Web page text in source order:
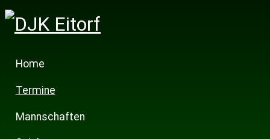
Home
Termine
Mannschaften